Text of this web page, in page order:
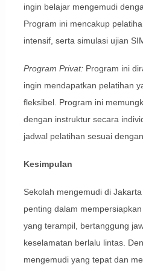
ingin belajar mengemudi
Program ini mencakup
intensif, serta simulasi ujian
Program Privat:Program ini
ingin mendapatkan pelatihan
fleksibel. Program ini
dengan instruktur secara
jadwal pelatihan sesuai
Kesimpulan
Sekolah mengemudi di
penting dalam
yang terampil, bertanggung
keselamatan berlalu lintas.
mengemudi yang tepat dan